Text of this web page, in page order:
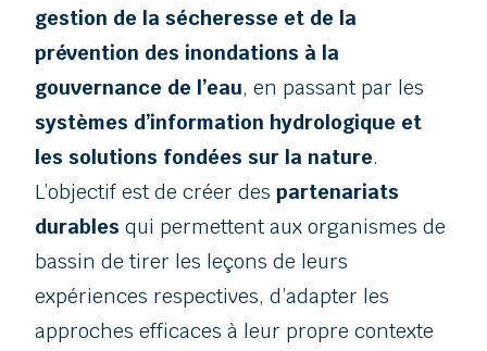
gestion de la sécheresse et de la
prévention des inondations à la
gouvernance de l’eau, en passant par les
systèmes d’information hydrologique et
les solutions fondées sur la nature.
L’objectif est de créer des partenariats
durables qui permettent aux organismes de
bassin de tirer les leçons de leurs
expériences respectives, d’adapter les
approches efficaces à leur propre contexte